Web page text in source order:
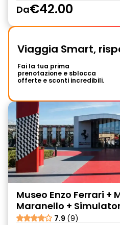
Da€42.00
Viaggia Smart,
Fai la tua prima
prenotazione e sblocca
offerte e sconti incredibili.
Museo Enzo Ferrari +
Maranello +
7.9 (9)